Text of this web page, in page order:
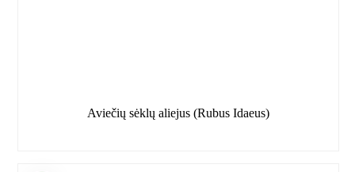
Aviečių sėklų aliejus (Rubus Idaeus)